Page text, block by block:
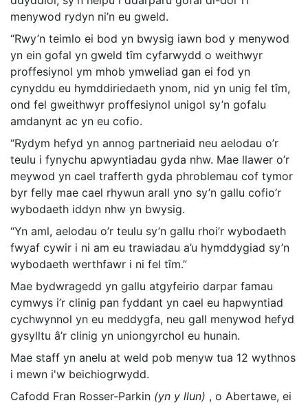
menywod rydyn ni’n eu gweld.
“Rwy’n teimlo ei bod yn bwysig iawn bod y menywod
yn ein gofal yn gweld tîm cyfarwydd o weithwyr
proffesiynol ym mhob ymweliad gan ei fod yn
cynyddu eu hymddiriedaeth ynom, nid yn unig fel tîm,
ond fel gweithwyr proffesiynol unigol sy’n gofalu
amdanynt ac yn eu cofio.
“Rydym hefyd yn annog partneriaid neu aelodau o’r
teulu i fynychu apwyntiadau gyda nhw. Mae llawer o’r
meywod yn cael trafferth gyda phroblemau cof tymor
byr felly mae cael rhywun arall yno sy’n gallu cofio’r
wybodaeth iddyn nhw yn bwysig.
“Yn aml, aelodau o’r teulu sy’n gallu rhoi’r wybodaeth
fwyaf cywir i ni am eu trawiadau a’u hymddygiad sy’n
wybodaeth werthfawr i ni fel tîm.”
Mae bydwragedd yn gallu atgyfeirio darpar famau
cymwys i’r clinig pan fyddant yn cael eu hapwyntiad
cychwynnol yn eu meddygfa, neu gall menywod hefyd
gysylltu â’r clinig yn uniongyrchol eu hunain.
Mae staff yn anelu at weld pob menyw tua 12 wythnos
i mewn i'w beichiogrwydd.
Cafodd Fran Rosser-Parkin (yn y llun) , o Abertawe, ei